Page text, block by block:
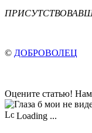
© ДОБРОВОЛЕЦ
Оцените статью!
Loading ...